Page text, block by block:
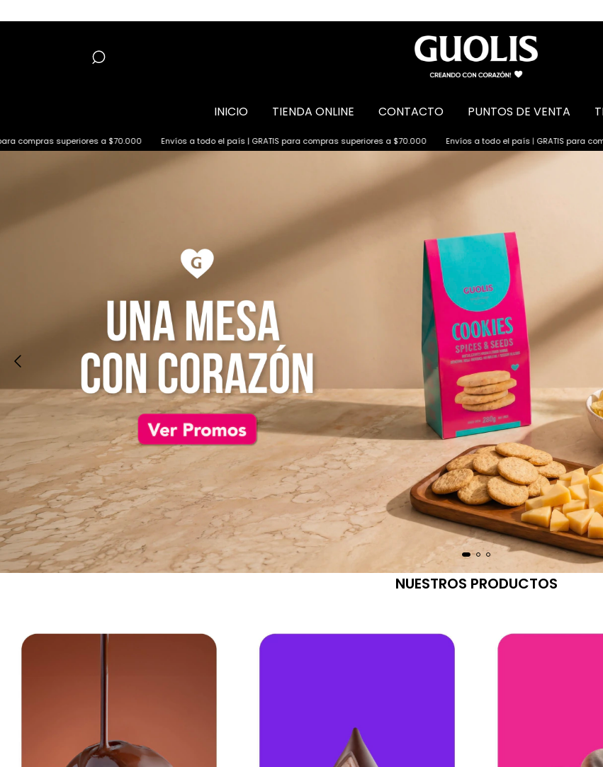
INICIO TIENDA ONLINE CONTACTO PUNTOS DE VENTA
a $70.000 Envíos a todo el país | GRATIS para compras superiores a $70.000 Envíos a todo el país | GRATIS para compras superiores a
NUESTROS PRODUCTOS